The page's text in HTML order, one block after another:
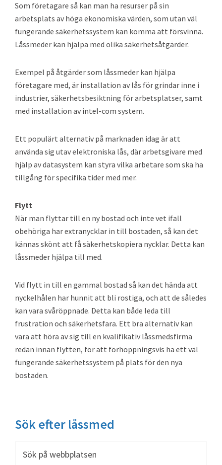
Som företagare så kan man ha resurser på sin
arbetsplats av höga ekonomiska värden, som utan väl
fungerande säkerhetssystem kan komma att försvinna.
Låssmeder kan hjälpa med olika säkerhetsåtgärder.
Exempel på åtgärder som låssmeder kan hjälpa
företagare med, är installation av lås för grindar inne i
industrier, säkerhetsbesiktning för arbetsplatser, samt
med installation av intel-com system.
Ett populärt alternativ på marknaden idag är att
använda sig utav elektroniska lås, där arbetsgivare med
hjälp av datasystem kan styra vilka arbetare som ska ha
tillgång för specifika tider med mer.
Flytt
När man flyttar till en ny bostad och inte vet ifall
obehöriga har extranycklar in till bostaden, så kan det
kännas skönt att få säkerhetskopiera nycklar. Detta kan
låssmeder hjälpa till med.
Vid flytt in till en gammal bostad så kan det hända att
nyckelhålen har hunnit att bli rostiga, och att de således
kan vara svåröppnade. Detta kan både leda till
frustration och säkerhetsfara. Ett bra alternativ kan
vara att höra av sig till en kvalifikativ låssmedsfirma
redan innan flytten, för att förhoppningsvis ha ett väl
fungerande säkerhetssystem på plats för den nya
bostaden.
Primärt
sidofält
Sök efter låssmed